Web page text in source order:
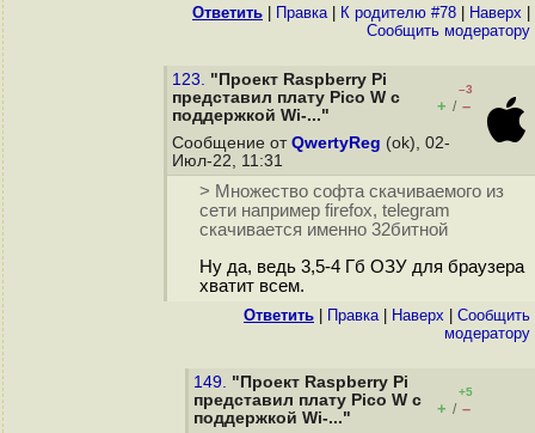
Ответить Правка| К родителю #78 Наверх
Cообщить модератору
123. "Проект Raspberry Pi
представил плату Pico W с
поддержкой Wi-..."
–3
+ / –
Сообщение от QwertyReg (ok), 02-
Июл-22, 11:31
> Множество софта скачиваемого из
сети например firefox, telegram
скачивается именно 32битной
Ну да, ведь 3,5-4 Гб ОЗУ для браузера
хватит всем.
Ответить Правка| Наверх
Cообщить
модератору
149. "Проект Raspberry Pi
представил плату Pico W с
поддержкой Wi-..."
+5
+ / –